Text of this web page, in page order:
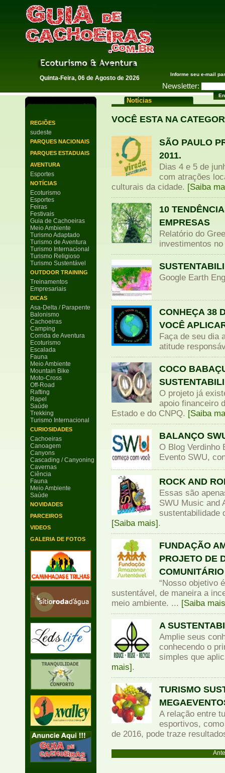
Guia de Cachoeiras
Quinta-Feira, 06 de Agosto de 2026
Informe seu e-mail
Newsletter:
REGIÕES
sudeste
PARQUES NACIONAIS
PARQUES ESTADUAIS
AVENTURA
Esportes
NOTÍCIAS
Ecoturismo
Esportes
Feiras
Festivais
Guia de Cachoeiras
Meio Ambiente
Turismo Adaptado
Turismo de Aventura
Turismo Internacional
Turismo Religioso
Turismo Sustentável
OUTDOOR TRAINING
Treinamentos
Empresariais
DICAS
Asa-Delta / Parapente
Balonismo
Cachoeiras
Camping
Corrida de Aventura
Ecoturismo
Escalada
Fauna
Meio Ambiente
Mountain Bike
Moto-Cross
Off-Road
Rafting
Rapel
Saúde
Trekking
Turismo Internacional
CURIOSIDADES
Cachoeiras
Canoagem
Canyons
Cascading / Canyoning
Cavernas
Ciência
Fauna
Meio Ambiente
Saúde
NOVIDADES
PARCEIROS
VIDEOS
GALERIA DE FOTOS
Notícias
VOCÊ ESTA NA
SÃO PAULO
2011.
Dias 4 e 5 de
com atrações
culturais da cidade. [Saiba
10
EMPRESAS
Relatório do
investimentos
Google Earth
CONHEÇA 38
VOCÊ
Faça de seu dia
atitude
COCO
O projeto já
apoio financeiro
Estado e do CNPQ. [Saiba
BALANÇO
O Blog Verdinho
Evento SWU,
ROCK AND
Essas são
SWU Music and
sustentabilidade
[Saiba mais].
FUNDAÇÃO
PROJETO DE
“Nosso objetivo
sustentável, de maneira a
meio ambiente. ... [Saiba
A
Amplie seus
conhecendo o
simples que
mais].
TURISMO
A relação entre
esportivos,
de 2016, pode traze